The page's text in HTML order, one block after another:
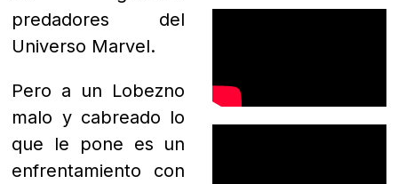
predadores del
Universo Marvel.
Pero a un Lobezno
malo y cabreado lo
que le pone es un
enfrentamiento con